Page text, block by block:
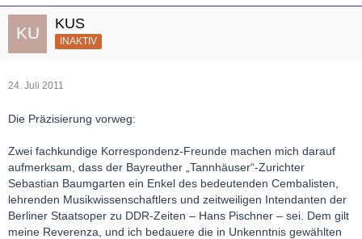
KUS
INAKTIV
24. Juli 2011
Die Präzisierung vorweg:
Zwei fachkundige Korrespondenz-Freunde machen mich darauf
aufmerksam, dass der Bayreuther „Tannhäuser“-Zurichter
Sebastian Baumgarten ein Enkel des bedeutenden Cembalisten,
lehrenden Musikwissenschaftlers und zeitweiligen Intendanten der
Berliner Staatsoper zu DDR-Zeiten – Hans Pischner – sei. Dem gilt
meine Reverenza, und ich bedauere die in Unkenntnis gewählten